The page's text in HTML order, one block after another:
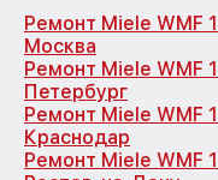
Ремонт Miele WMF
Москва
Ремонт Miele WMF
Петербург
Ремонт Miele WMF
Краснодар
Ремонт Miele WMF